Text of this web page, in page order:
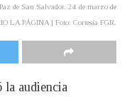
de San Salvador. 24 de marzo de
LA PÁGINA | Foto: Cortesía FGR.
la audiencia